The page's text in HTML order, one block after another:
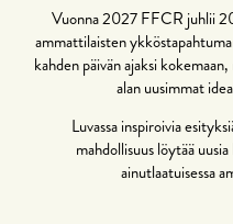
Vuonna 2027 FFCR juhlii
ammattilaisten
kahden päivän ajaksi
alan uusimmat
Luvassa inspiroivia
mahdollisuus löytää
ainutlaatuisessa